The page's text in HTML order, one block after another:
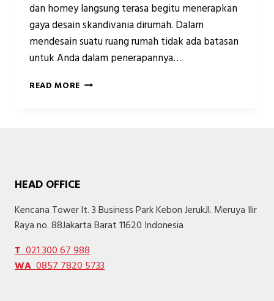
dan homey langsung terasa begitu menerapkan
gaya desain skandivania dirumah. Dalam
mendesain suatu ruang rumah tidak ada batasan
untuk Anda dalam penerapannya….
READ MORE COBA
COLORFUL
HEAD OFFICE
Kencana Tower lt. 3 Business Park Kebon JerukJl. Meruya Ilir
Raya no. 88Jakarta Barat 11620 Indonesia
T021 300 67 988
WA0857 7820 5733